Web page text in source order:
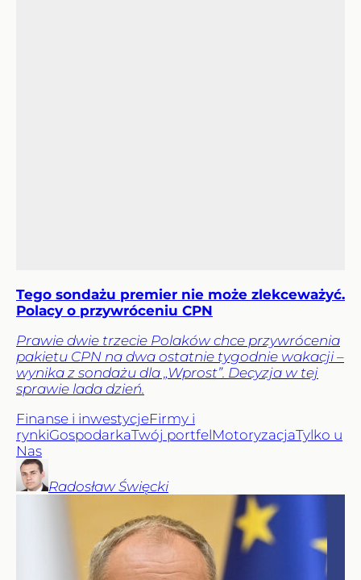
Tego sondażu premier nie może zlekceważyć.
Polacy o przywróceniu CPN
Prawie dwie trzecie Polaków chce przywrócenia
pakietu CPN na dwa ostatnie tygodnie wakacji –
wynika z sondażu dla „Wprost”. Decyzja w tej
sprawie lada dzień.
Finanse i inwestycjeFirmy i
rynkiGospodarkaTwój portfelMotoryzacjaTylko u
Nas
Radosław Święcki